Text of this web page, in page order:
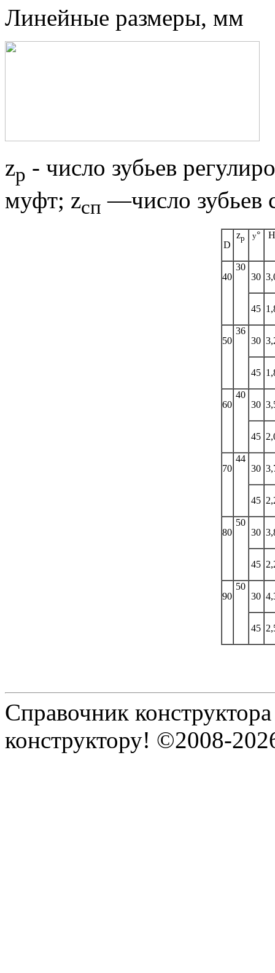
Линейные размеры, мм
zр - число зубьев
муфт; zсп —число зубьев
D
zр y° H
40
30
30
45
50
36
30
45
60
40
30
45
70
44
30
45
80
50
30
45
90
50
30
45
Справочник
конструктору! ©2008-